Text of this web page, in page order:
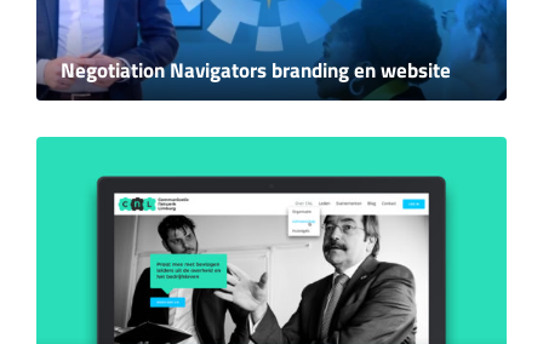
Negotiation Navigators branding en website